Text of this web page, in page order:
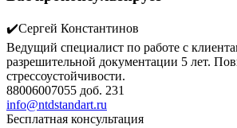
✔️Сергей Константинов
Ведущий специалист по работе с
разрешительной документации 5 лет.
стрессоустойчивости.
88006007055 доб. 231
info@ntdstandart.ru
Бесплатная консультация